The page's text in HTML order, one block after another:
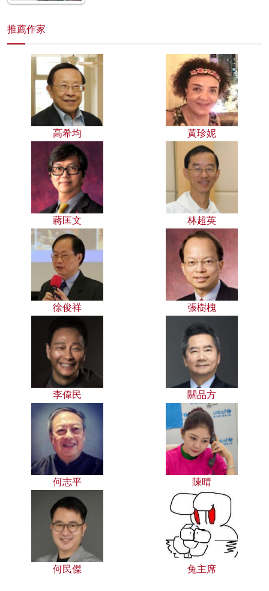
推薦作家
高希均 黃珍妮
蔣匡文 林超英
徐俊祥 張樹槐
李偉民 關品方
何志平 陳晴
何民傑 兔主席